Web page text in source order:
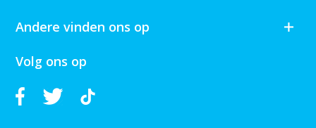
Andere vinden ons op
Volg ons op